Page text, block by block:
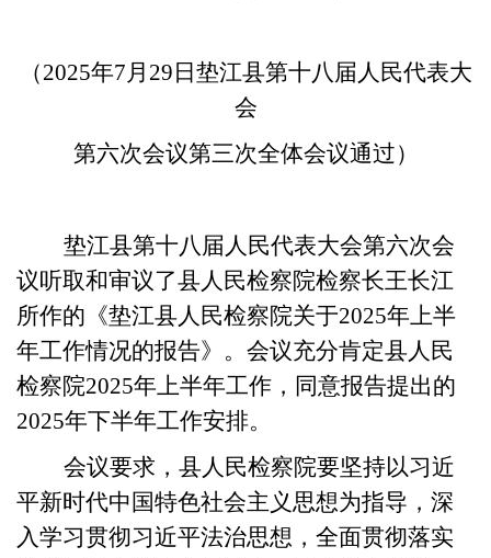
（2025年7月 29 日垫江县第十八届人民代表大
会
第六次会议第三次全体会议通过）
垫江县第十八届人民代表大会第六次会
议听取和审议了县人民检察院检察长王长江
所作的《垫江县人民检察院关于2025年上半
年工作情况的报告》。会议充分肯定县人民
检察院2025年上半年工作，同意报告提出的
2025年下半年工作安排。
会议要求，县人民检察院要坚持以习近
平新时代中国特色社会主义思想为指导， 深
入学习贯彻习近平法治思想，全面贯彻落实